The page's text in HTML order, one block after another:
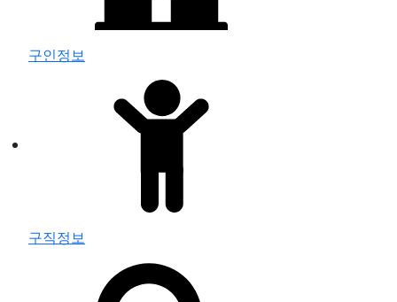
구인정보
구직정보